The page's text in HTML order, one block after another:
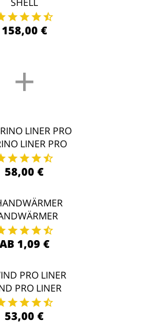
158,00 €
+
LINER PRO
58,00 €
AB 1,09 €
PRO LINER
53,00 €